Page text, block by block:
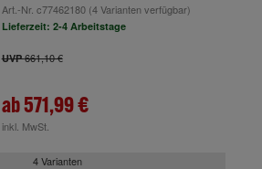
Art.-Nr. c77462180(4 Varianten verfügbar)
Lieferzeit: 2-4 Arbeitstage
UVP661,10 €
ab571,99 €
inkl. MwSt.
4 Varianten